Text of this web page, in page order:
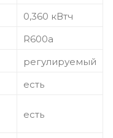
0,360 кВтч
R600a
регулируемый
есть
есть